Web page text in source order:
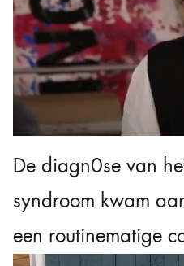
De diagn0se van
syndroom kwam
een routinematige